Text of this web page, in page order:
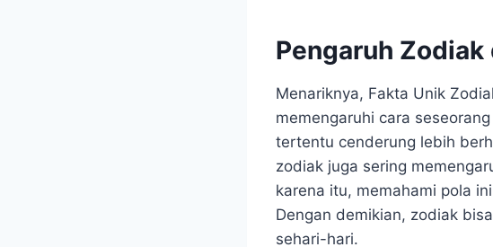
Pengaruh
Menariknya, Fakta Unik
memengaruhi cara
tertentu cenderung lebih
zodiak juga sering
karena itu, memahami pola
Dengan demikian, zodiak
sehari-hari.